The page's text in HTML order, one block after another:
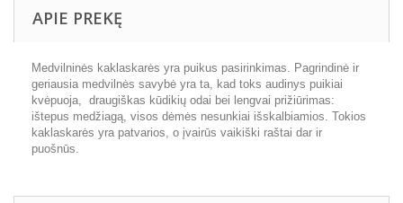
APIE PREKĘ
Medvilninės kaklaskarės yra puikus pasirinkimas.
Pagrindinė ir
geriausia medvilnės savybė yra ta, kad toks audinys puikiai
kvėpuoja, draugiškas kūdikių odai bei lengvai prižiūrimas:
ištepus medžiagą, visos dėmės nesunkiai išskalbiamios. Tokios
kaklaskarės yra patvarios, o įvairūs vaikiški raštai dar ir
puošnūs.